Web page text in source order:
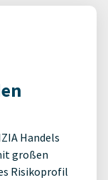
Handels
großen
Risikoprofil